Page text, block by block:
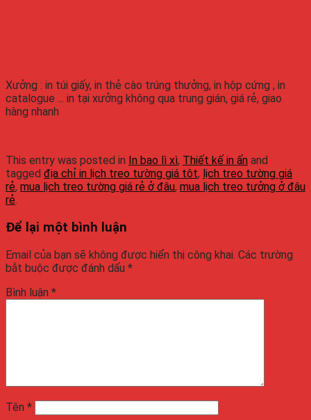
Xưởng : in túi giấy, in thẻ cào trúng thưởng, in hộp cứng , in
catalogue ... in tại xưởng không qua trung gián, giá rẻ, giao
hàng nhanh
This entry was posted in In bao lì xì, Thiết kế in ấn and
tagged địa chỉ in lịch treo tường giá tôt, lịch treo tường giá
rẻ, mua lịch treo tường giá rẻ ở đâu, mua lịch treo tưởng ở đâu
rẻ.
Để lại một bình luận
Email của bạn sẽ không được hiển thị công khai. Các trường
bắt buộc được đánh dấu *
Bình luận *
Tên *